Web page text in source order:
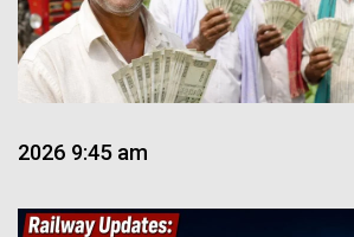
2026 9:45 am